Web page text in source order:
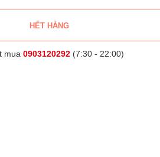
HẾT HÀNG
mua0903120292 (7:30 - 22:00)